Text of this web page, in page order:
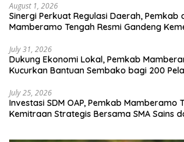
August 1, 2026
Sinergi Perkuat Regulasi Daerah, Pemkab
Mamberamo Tengah Resmi Gandeng
July 31, 2026
Dukung Ekonomi Lokal, Pemkab
Kucurkan Bantuan Sembako bagi 200
July 25, 2026
Investasi SDM OAP, Pemkab Mamberamo
Kemitraan Strategis Bersama SMA Sains